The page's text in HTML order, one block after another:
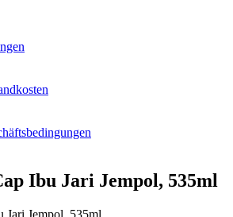
Ibu Jari Jempol, 535ml